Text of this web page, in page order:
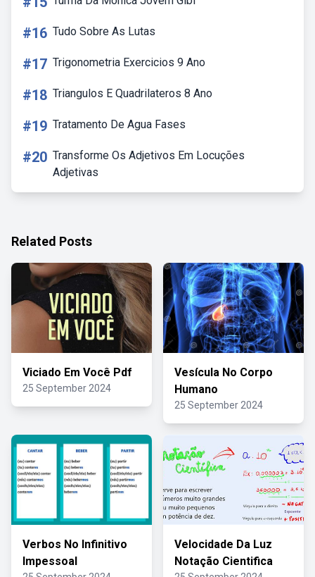
#16 Tudo Sobre As Lutas
#17 Trigonometria Exercicios 9 Ano
#18 Triangulos E Quadrilateros 8 Ano
#19 Tratamento De Agua Fases
#20 Transforme Os Adjetivos Em Locuções
Adjetivas
Related Posts
Viciado Em Você Pdf
25 September 2024
Vesícula No Corpo
Humano
25 September 2024
Verbos No Infinitivo
Impessoal
Velocidade Da Luz
Notação Cientifica